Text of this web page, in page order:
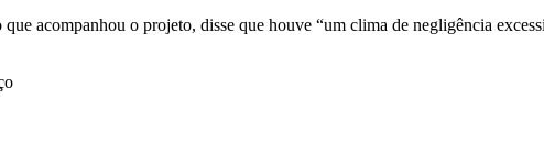
acompanhou o projeto, disse que houve “um clima de negligência